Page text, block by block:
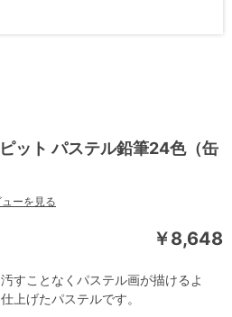
ット パステル鉛筆24色（缶
ーを見る
￥8,648
すことなくパステル画が描けるよ
上げたパステルです。